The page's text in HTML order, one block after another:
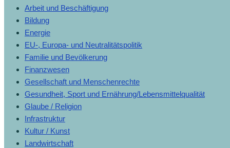
Arbeit und Beschäftigung
Bildung
Energie
EU-, Europa- und Neutralitätspolitik
Familie und Bevölkerung
Finanzwesen
Gesellschaft und Menschenrechte
Gesundheit, Sport und Ernährung/Lebensmittelqualität
Glaube / Religion
Infrastruktur
Kultur / Kunst
Landwirtschaft